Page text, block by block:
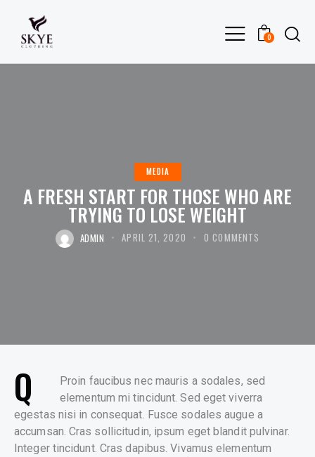
0
MEDIA
A FRESH START FOR THOSE WHO ARE
TRYING TO LOSE WEIGHT
ADMIN APRIL 21, 2020 0 COMMENTS
Q
Proin faucibus nec mauris a sodales, sed
elementum mi tincidunt. Sed eget viverra
egestas nisi in consequat. Fusce sodales augue a
accumsan. Cras sollicitudin, ipsum eget blandit pulvinar.
Integer tincidunt. Cras dapibus. Vivamus elementum